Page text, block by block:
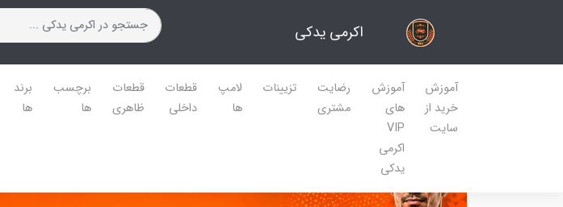
اکرمی یدکی
آموزش
خرید از
سایت
آموزش
های
VIP
اکرمی
یدکی
رضایت
مشتری
تزیینات
لامپ
ها
قطعات
داخلی
قطعات
ظاهری
برچسب
ها
برند
ها